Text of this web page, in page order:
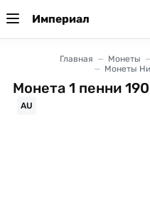
Империал
Главная Монеты
Монеты
Монета 1 пенни
AU